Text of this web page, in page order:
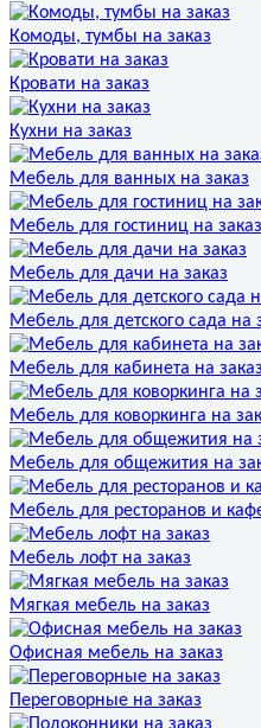
Комоды, тумбы на заказ
Кровати на заказ
Кухни на заказ
Мебель для ванных на заказ
Мебель для гостиниц на заказ
Мебель для дачи на заказ
Мебель для детского сада на
Мебель для кабинета на заказ
Мебель для коворкинга на
Мебель для общежития на
Мебель для ресторанов и
Мебель лофт на заказ
Мягкая мебель на заказ
Офисная мебель на заказ
Переговорные на заказ